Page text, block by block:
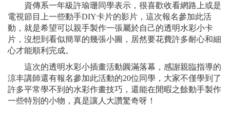
資傳系一年級許瑜珊同學表示，很喜歡收看網路上或是
電視節目上一些動手DIY卡片的影片，這次報名參加此活
動，就是希望可以親手製作一張屬於自己的透明水彩小卡
片，沒想到看似簡單的幾張小圖，居然要花費許多耐心和細
心才能順利完成。
這次的透明水彩小插畫活動圓滿落幕，感謝親臨指導的
涼丰講師還有報名參加此活動的20位同學，大家不僅學到了
許多平常學不到的水彩作畫技巧，還能在閒暇之餘動手製作
一些特別的小物，真是讓人大讚驚奇呀！